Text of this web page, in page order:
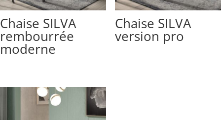
Chaise SILVA
rembourrée
moderne
Chaise SILVA
version pro